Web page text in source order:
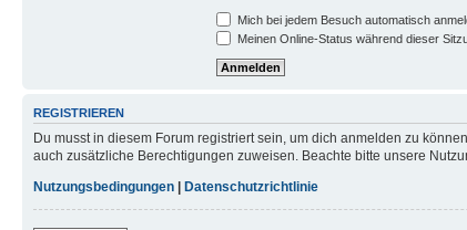
Mich bei jedem Besuch automatisch
Meinen Online-Status während dieser
REGISTRIEREN
Du musst in diesem Forum registriert sein, um dich anmelden zu
auch zusätzliche Berechtigungen zuweisen. Beachte bitte unsere
Nutzungsbedingungen
Datenschutzrichtlinie